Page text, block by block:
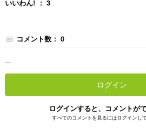
いいわん! ： 3
コメント数： 0
ログイン
ログインすると、コメントがで
すべてのコメントを見るにはログインし